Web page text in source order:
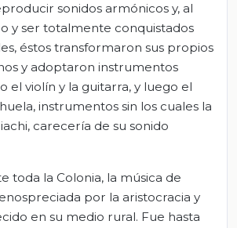
sonidos armónicos y, al
y ser totalmente conquistados
éstos transformaron sus propios
y adoptaron instrumentos
el violín y la guitarra, y luego el
instrumentos sin los cuales la
carecería de su sonido
toda la Colonia, la música de
por la aristocracia y
en su medio rural. Fue hasta